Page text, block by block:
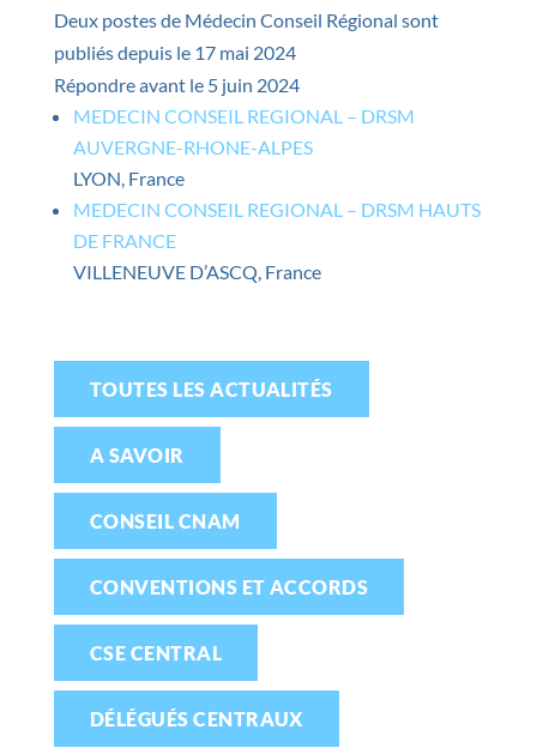
Deux postes de Médecin Conseil Régional sont
publiés depuis le 17 mai 2024
Répondre avant le 5 juin 2024
MEDECIN CONSEIL REGIONAL – DRSM
AUVERGNE-RHONE-ALPES
LYON, France
MEDECIN CONSEIL REGIONAL – DRSM HAUTS
DE FRANCE
VILLENEUVE D’ASCQ, France
TOUTES LES ACTUALITÉS
A SAVOIR
CONSEIL CNAM
CONVENTIONS ET ACCORDS
CSE CENTRAL
DÉLÉGUÉS CENTRAUX